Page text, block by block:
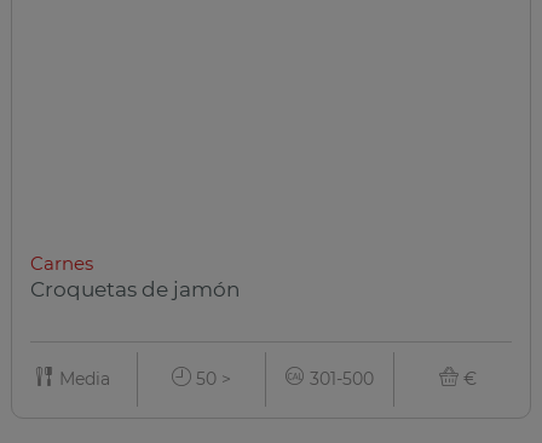
Carnes
Croquetas de jamón
Media 50 > 301-500 €